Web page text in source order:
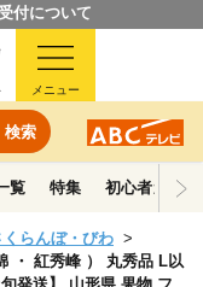
付について
検索
メニュー
覧 特集 初心者ガイド
くらんぼ・びわ
・ 紅秀峰 ） 丸秀品 L以